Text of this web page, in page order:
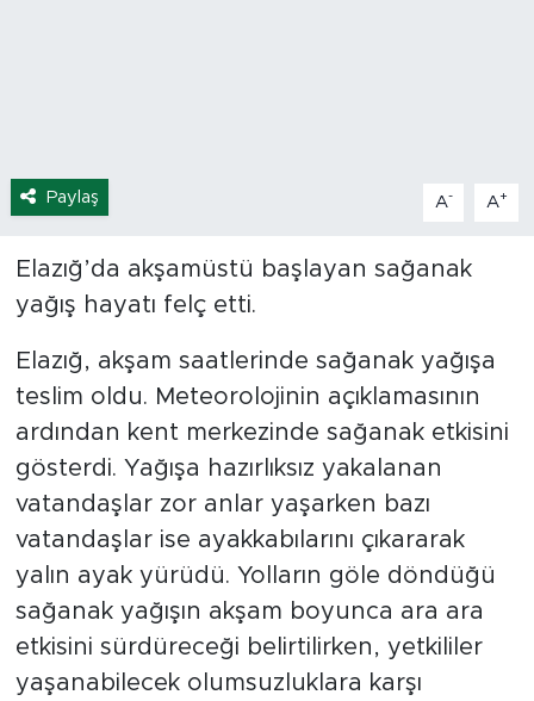
Paylaş A- A+
Elazığ’da akşamüstü başlayan sağanak
yağış hayatı felç etti.
Elazığ, akşam saatlerinde sağanak yağışa
teslim oldu. Meteorolojinin açıklamasının
ardından kent merkezinde sağanak etkisini
gösterdi. Yağışa hazırlıksız yakalanan
vatandaşlar zor anlar yaşarken bazı
vatandaşlar ise ayakkabılarını çıkararak
yalın ayak yürüdü. Yolların göle döndüğü
sağanak yağışın akşam boyunca ara ara
etkisini sürdüreceği belirtilirken, yetkililer
yaşanabilecek olumsuzluklara karşı